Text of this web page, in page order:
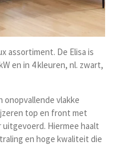
assortiment. De Elisa is
en in 4 kleuren, nl. zwart,
onopvallende vlakke
top en front met
Hiermee haalt
en hoge kwaliteit die